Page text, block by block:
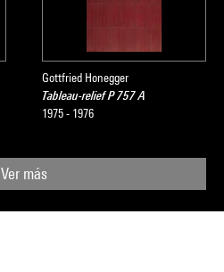
Gottfried Honegger
Tableau-relief P 757 A
1975 - 1976
Ver más